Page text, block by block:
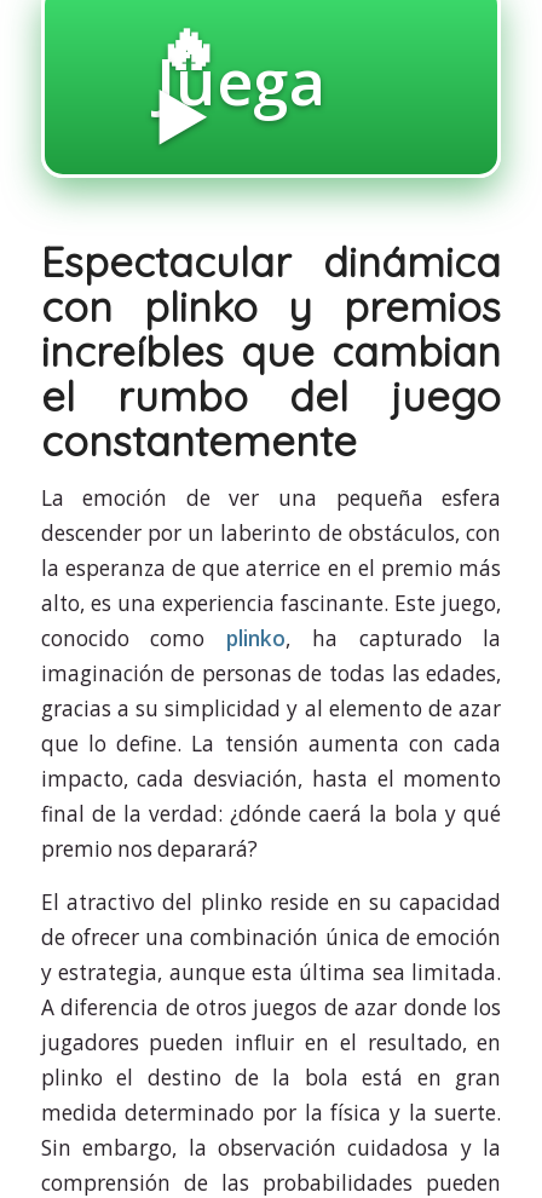
🔥
Juega
▶️
Espectacular dinámica
con plinko y premios
increíbles que cambian
el rumbo del juego
constantemente
La emoción de ver una pequeña esfera
descender por un laberinto de obstáculos, con
la esperanza de que aterrice en el premio más
alto, es una experiencia fascinante. Este juego,
conocido como plinko, ha capturado la
imaginación de personas de todas las edades,
gracias a su simplicidad y al elemento de azar
que lo define. La tensión aumenta con cada
impacto, cada desviación, hasta el momento
final de la verdad: ¿dónde caerá la bola y qué
premio nos deparará?
El atractivo del plinko reside en su capacidad
de ofrecer una combinación única de emoción
y estrategia, aunque esta última sea limitada.
A diferencia de otros juegos de azar donde los
jugadores pueden influir en el resultado, en
plinko el destino de la bola está en gran
medida determinado por la física y la suerte.
Sin embargo, la observación cuidadosa y la
comprensión de las probabilidades pueden